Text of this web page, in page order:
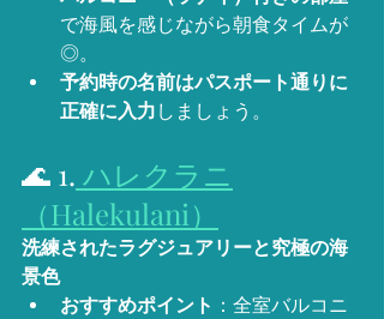
で海風を感じながら朝食タイムが
◎。
予約時の名前はパスポート通りに
正確に入力 しましょう。
🌊 1. ハレクラニ
（Halekulani）
洗練されたラグジュアリーと究極の海
景色
おすすめポイント ：全室バルコニ